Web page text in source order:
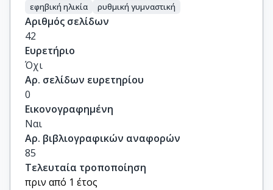
εφηβική ηλικία
ρυθμική γυμναστική
Αριθμός σελίδων
42
Ευρετήριο
Όχι
Αρ. σελίδων ευρετηρίου
0
Εικονογραφημένη
Ναι
Αρ. βιβλιογραφικών αναφορών
85
Τελευταία τροποποίηση
πριν από 1 έτος